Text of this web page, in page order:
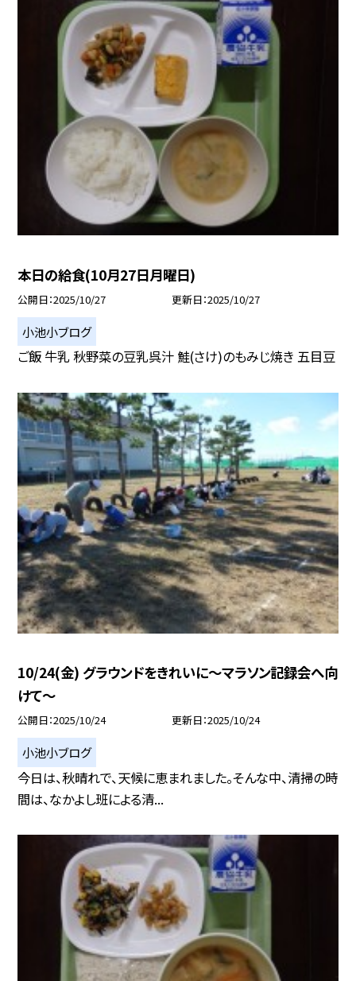
本日の給食(10月27日月曜日)
公開日 2025/10/27 更新日 2025/10/27
小池小ブログ
ご飯 牛乳 秋野菜の豆乳呉汁 鮭(さけ)のもみじ焼き 五目豆
10/24(金) グラウンドをきれいに〜マラソン記録会へ向
けて〜
公開日 2025/10/24 更新日 2025/10/24
小池小ブログ
今日は、秋晴れで、天候に恵まれました。そんな中、清掃の時
間は、なかよし班による清...